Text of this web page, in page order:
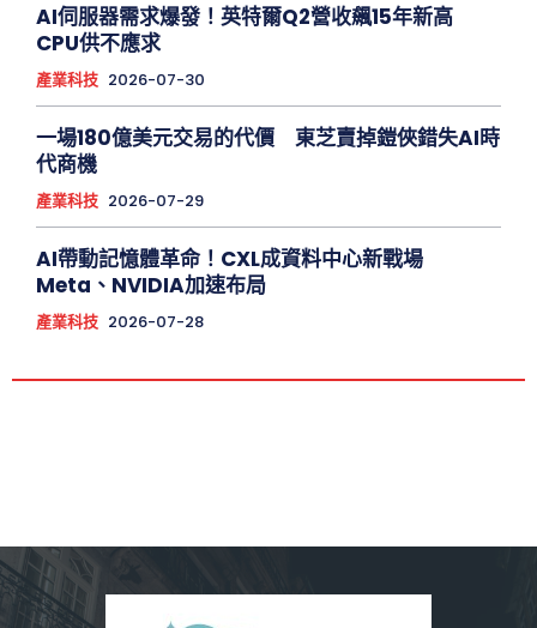
AI伺服器需求爆發！英特爾Q2營收飆15年新高
CPU供不應求
產業科技 2026-07-30
一場180億美元交易的代價 東芝賣掉鎧俠錯失AI時
代商機
產業科技 2026-07-29
AI帶動記憶體革命！CXL成資料中心新戰場
Meta、NVIDIA加速布局
產業科技 2026-07-28